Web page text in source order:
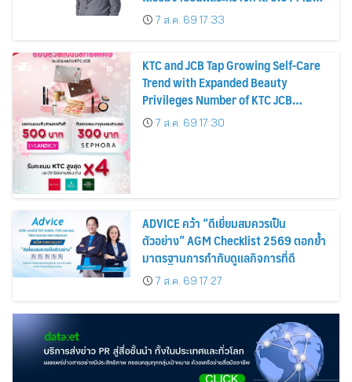
บาทต่อหุ้น ครึ่งปีหลังมุ่งเติบโตต่อเนื่อง
7 ส.ค. 69 17:33
KTC and JCB Tap Growing Self-Care
Trend with Expanded Beauty
Privileges Number of KTC JCB
Cardmembers Spending on
Cosmetics Rises 26%
7 ส.ค. 69 17:30
ADVICE คว้า “ดีเยี่ยมสมควรเป็น
ตัวอย่าง” AGM Checklist 2569 ตอกย้ำ
มาตรฐานการกำกับดูแลกิจการที่ดี
7 ส.ค. 69 17:27